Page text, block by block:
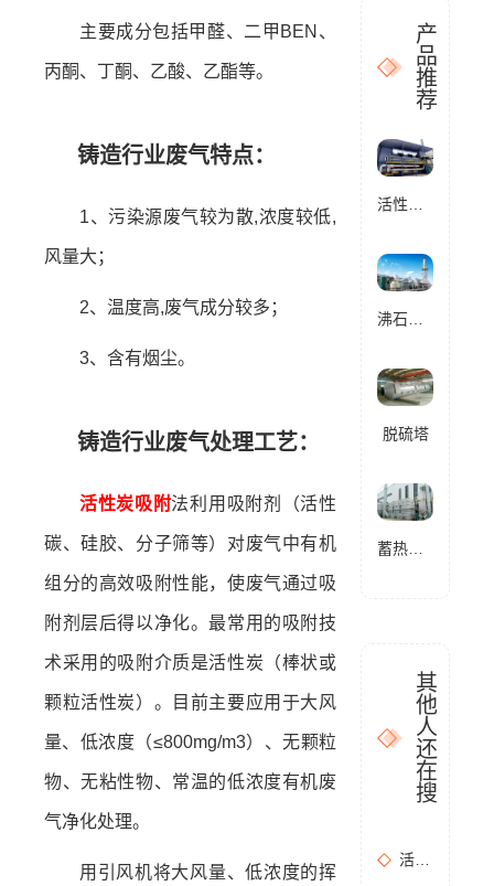
主要成分包括甲醛、二甲BEN、
丙酮、丁酮、乙酸、乙酯等。
铸造行业废气特点：
1、污染源废气较为散,浓度较低,
风量大；
2、温度高,废气成分较多；
3、含有烟尘。
铸造行业废气处理工艺：
活性炭吸附法利用吸附剂（活性
碳、硅胶、分子筛等）对废气中有机
组分的高效吸附性能，使废气通过吸
附剂层后得以净化。最常用的吸附技
术采用的吸附介质是活性炭（棒状或
颗粒活性炭）。目前主要应用于大风
量、低浓度（≤800mg/m3）、无颗粒
物、无粘性物、常温的低浓度有机废
气净化处理。
用引风机将大风量、低浓度的挥
产
品
推
荐
脱硫塔
其
他
人
还
在
搜